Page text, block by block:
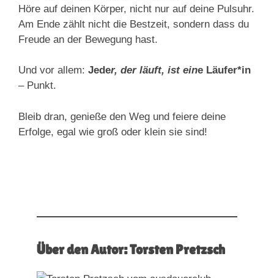
Höre auf deinen Körper, nicht nur auf deine Pulsuhr.
Am Ende zählt nicht die Bestzeit, sondern dass du
Freude an der Bewegung hast.
Und vor allem: Jeder, der läuft, ist eine Läufer*in
– Punkt.
Bleib dran, genieße den Weg und feiere deine
Erfolge, egal wie groß oder klein sie sind!
Über den Autor: Torsten Pretzsch